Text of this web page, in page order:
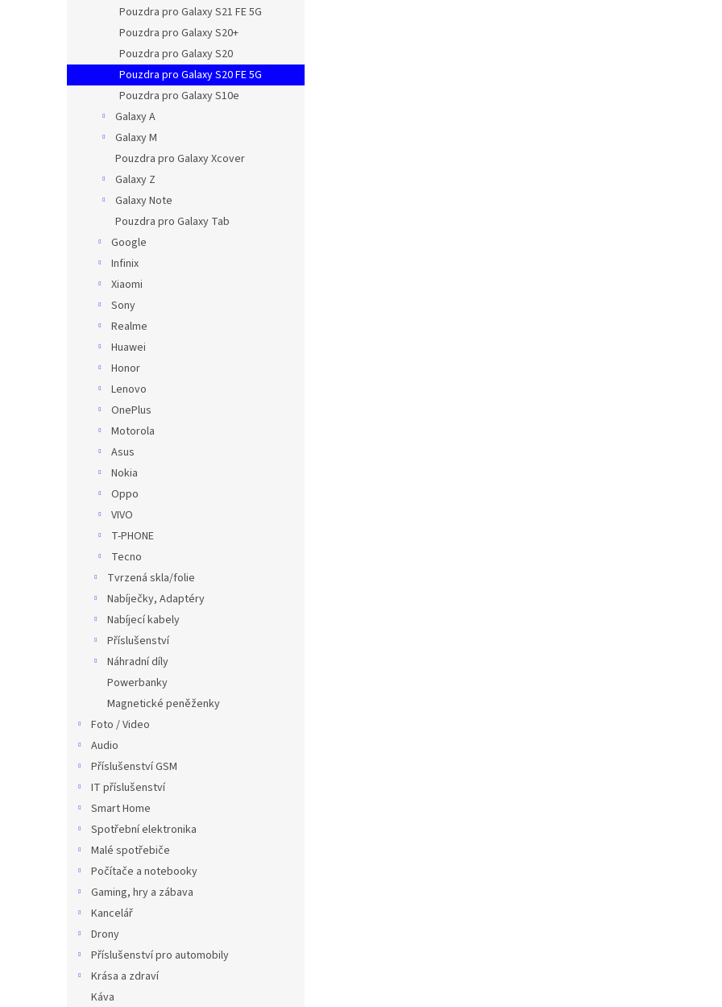
Pouzdra pro Galaxy S21 FE 5G
Pouzdra pro Galaxy S20+
Pouzdra pro Galaxy S20
Pouzdra pro Galaxy S20 FE 5G
Pouzdra pro Galaxy S10e
Galaxy A
Galaxy M
Pouzdra pro Galaxy Xcover
Galaxy Z
Galaxy Note
Pouzdra pro Galaxy Tab
Google
Infinix
Xiaomi
Sony
Realme
Huawei
Honor
Lenovo
OnePlus
Motorola
Asus
Nokia
Oppo
VIVO
T-PHONE
Tecno
Tvrzená skla/folie
Nabíječky, Adaptéry
Nabíjecí kabely
Příslušenství
Náhradní díly
Powerbanky
Magnetické peněženky
Foto / Video
Audio
Příslušenství GSM
IT příslušenství
Smart Home
Spotřební elektronika
Malé spotřebiče
Počítače a notebooky
Gaming, hry a zábava
Kancelář
Drony
Příslušenství pro automobily
Krása a zdraví
Káva